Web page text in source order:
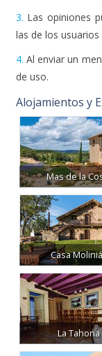
3. Las opiniones
las de los
4. Al enviar un
de uso.
Alojamientos y
Mas de la
Casa
La Tahona